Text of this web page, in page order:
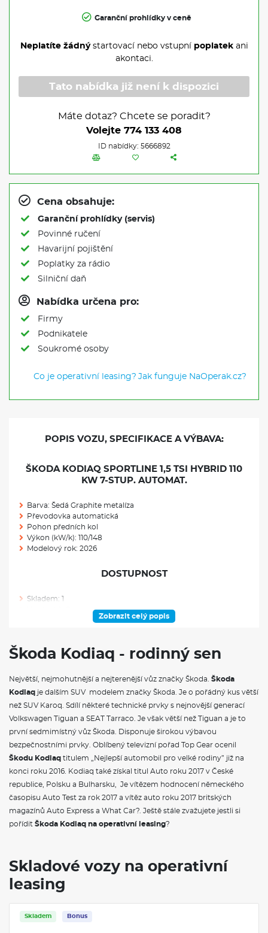
Garanční prohlídky v ceně
Neplatíte žádnýstartovací nebo vstupní poplatekani
akontaci.
Tato nabídka již není k dispozici
Máte dotaz? Chcete se poradit?
Volejte 774 133 408
ID nabídky: 5666892
Cena obsahuje:
Garanční prohlídky (servis)
Povinné ručení
Havarijní pojištění
Poplatky za rádio
Silniční daň
Nabídka určena pro:
Firmy
Podnikatele
Soukromé osoby
Co je operativní leasing? Jak funguje NaOperak.cz?
POPIS VOZU, SPECIFIKACE A VÝBAVA:
ŠKODA KODIAQ SPORTLINE 1,5 TSI HYBRID 110
KW 7-STUP. AUTOMAT.
Barva: Šedá Graphite metalíza
Převodovka automatická
Pohon předních kol
Výkon (kW/k): 110/148
Modelový rok: 2026
DOSTUPNOST
Skladem: 1
Uložený parkovací manévr
Adaptivní vedení v jízdním pruhu (Lane Assist+), asistent pro
jízdu v koloně a nouzový asistent
Prediktivní ochrana cestujících
Asistovaná jízda 2.5+
Držák telefonu a tabletu
Odkládací přihrádka za středovou konzolou
Sluneční rolety zadních bočních oken
Ochrana hran dveří
Boční airbagy vzadu
Family paket
Adaptér zásuvky tažného zařízení
Rezervní kolo (dojezdové)
El. přední sedadla s pamětí, nastavením hloubky sedáku,
funkcí komf. nastupování
KESSY - bezklíčové zamykání a startování
Zobrazit celý popis
Škoda Kodiaq - rodinný sen
Největší, nejmohutnější a nejterenější vůz značky Škoda. Škoda
Kodiaq je dalším SUV modelem značky Škoda. Je o pořádný kus větší
než SUV Karoq. Sdílí některé technické prvky s nejnovější generací
Volkswagen Tiguan a SEAT Tarraco. Je však větší než Tiguan a je to
první sedmimístný vůz Škoda. Disponuje širokou výbavou
bezpečnostními prvky. Oblíbený televizní pořad Top Gear ocenil
Škodu Kodiaq titulem „Nejlepší automobil pro velké rodiny” již na
konci roku 2016. Kodiaq také získal titul Auto roku 2017 v České
republice, Polsku a Bulharsku, Je vítězem hodnocení německého
časopisu Auto Test za rok 2017 a vítěz auto roku 2017 britských
magazínů Auto Express a What Car?. Ještě stále zvažujete jestli si
pořídit Škoda Kodiaq na operativní leasing?
Skladové vozy na operativní
leasing
Skladem Bonus